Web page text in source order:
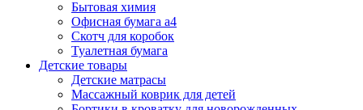
Бытовая химия
Офисная бумага а4
Скотч для коробок
Туалетная бумага
Детские товары
Детские матрасы
Массажный коврик для детей